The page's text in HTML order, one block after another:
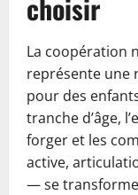
choisir
La coopération
représente une
pour des
tranche d’âge,
forger et les
active,
— se